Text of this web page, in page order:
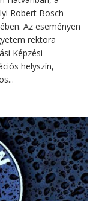
Robert Bosch
Az eseményen
rektora
Képzési
helyszín,